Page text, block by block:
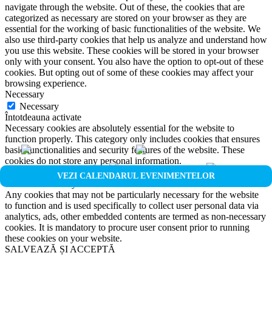
VEZI CALENDARUL EVENIMENTELOR
navigate through the website. Out of these, the cookies that are
categorized as necessary are stored on your browser as they are
essential for the working of basic functionalities of the website. We
also use third-party cookies that help us analyze and understand how
you use this website. These cookies will be stored in your browser
only with your consent. You also have the option to opt-out of these
cookies. But opting out of some of these cookies may affect your
browsing experience.
Necessary
Necessary
Întotdeauna activate
Necessary cookies are absolutely essential for the website to
function properly. This category only includes cookies that ensures
basic functionalities and security features of the website. These
cookies do not store any personal information.
Non-necessary
Any cookies that may not be particularly necessary for the website
to function and is used specifically to collect user personal data via
analytics, ads, other embedded contents are termed as non-necessary
cookies. It is mandatory to procure user consent prior to running
these cookies on your website.
SALVEAZĂ ȘI ACCEPTĂ